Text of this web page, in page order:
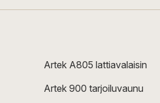
Artek A805 lattiavalaisin
Artek 900 tarjoiluvaunu